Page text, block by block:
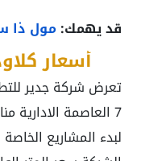
قد يهمك:مول ذا سنترال 5
أسعار كلاود 7 العاصمة
تعرض شركة جدير
7 العاصمة الادارية
لبدء المشاريع